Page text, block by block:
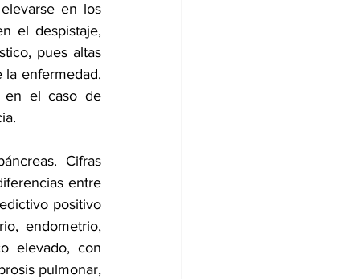
en los
el despistaje,
pues altas
la enfermedad.
en el caso de
Cifras
entre
positivo
endometrio,
elevado, con
pulmonar,